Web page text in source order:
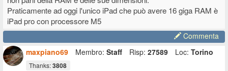
Praticamente ad oggi l'unico iPad che può avere 16 giga RAM è
iPad pro con processore M5
Commenta
maxpiano69
Membro: Staff Risp: 27589 Loc: Torino
Thanks:3808